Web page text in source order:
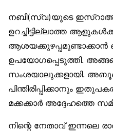
നബി(സ്വ)യുടെ ഇസ്‌റാഅ്
ഉറച്ചിട്ടില്ലാത്ത
ഉപയോഗപ്പെടുത്തി.
സംശയാലുക്കളായി.
പിന്തിരിപ്പിക്കാനും
മക്കക്കാർ അദ്ദേഹത്തെ
നിന്റെ നേതാവ് ഇന്നലെ